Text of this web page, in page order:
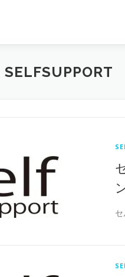
SELFSUPPORT